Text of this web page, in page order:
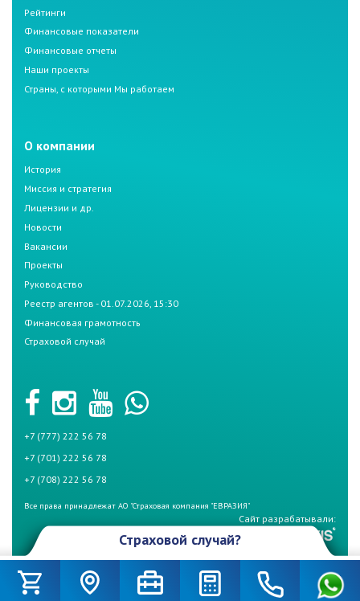
Рейтинги
Финансовые показатели
Финансовые отчеты
Наши проекты
Страны, с которыми Мы работаем
О компании
История
Миссия и стратегия
Лицензии и др.
Новости
Вакансии
Проекты
Руководство
Реестр агентов - 01.07.2026, 15:30
Финансовая грамотность
Страховой случай
+7 (777) 222 56 78
+7 (701) 222 56 78
+7 (708) 222 56 78
Все права принадлежат АО "Страховая компания "ЕВРАЗИЯ"
Сайт разрабатывали:
Страховой случай?
беспокойтесь, если у Вас страховой полис СК «Евразия». Для начала
вызовите дорожную полицию (по номеру – 102) и аварийного комиссара